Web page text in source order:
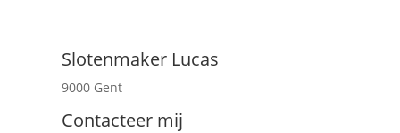
Slotenmaker Lucas
9000 Gent
Contacteer mij